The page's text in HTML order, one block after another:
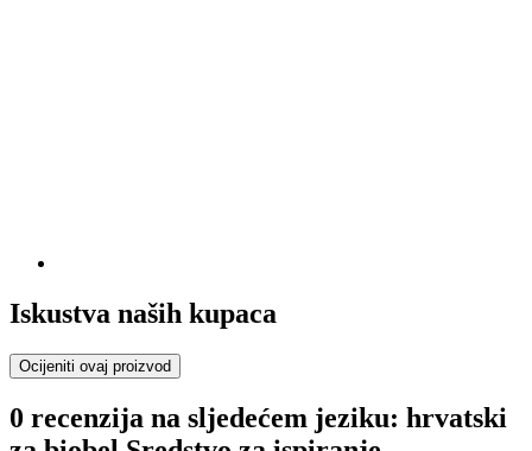
Iskustva naših kupaca
Ocijeniti ovaj proizvod
0 recenzija na sljedećem jeziku: hrvatski